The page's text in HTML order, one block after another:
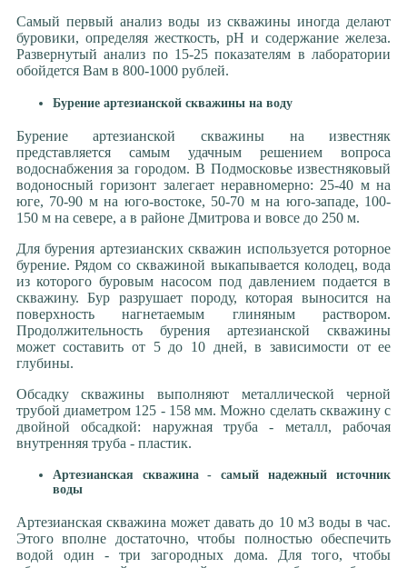
Самый первый анализ воды из скважины иногда делают
буровики, определяя жесткость, рН и содержание железа.
Развернутый анализ по 15-25 показателям в лаборатории
обойдется Вам в 800-1000 рублей.
Бурение артезианской скважины на воду
Бурение артезианской скважины на известняк
представляется самым удачным решением вопроса
водоснабжения за городом. В Подмосковье известняковый
водоносный горизонт залегает неравномерно: 25-40 м на
юге, 70-90 м на юго-востоке, 50-70 м на юго-западе, 100-
150 м на севере, а в районе Дмитрова и вовсе до 250 м.
Для бурения артезианских скважин используется роторное
бурение. Рядом со скважиной выкапывается колодец, вода
из которого буровым насосом под давлением подается в
скважину. Бур разрушает породу, которая выносится на
поверхность нагнетаемым глиняным раствором.
Продолжительность бурения артезианской скважины
может составить от 5 до 10 дней, в зависимости от ее
глубины.
Обсадку скважины выполняют металлической черной
трубой диаметром 125 - 158 мм. Можно сделать скважину с
двойной обсадкой: наружная труба - металл, рабочая
внутренняя труба - пластик.
Артезианская скважина - самый надежный источник
воды
Артезианская скважина может давать до 10 м3 воды в час.
Этого вполне достаточно, чтобы полностью обеспечить
водой один - три загородных дома. Для того, чтобы